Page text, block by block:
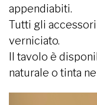
appendiabiti.
Tutti gli
verniciato.
Il tavolo è
naturale o tinta